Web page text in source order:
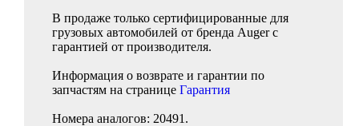
В продаже только сертифицированные для
грузовых автомобилей от бренда Auger с
гарантией от производителя.
Информация о возврате и гарантии по
запчастям на странице Гарантия
Номера аналогов: 20491.